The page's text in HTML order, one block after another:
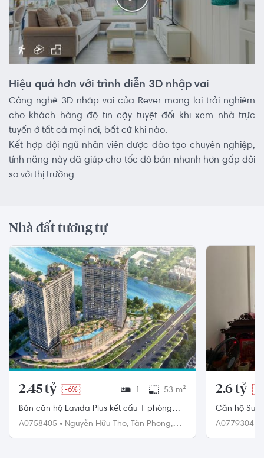
Hiệu quả hơn với trình diễn 3D nhập vai
Công nghệ 3D nhập vai của Rever mang lại trải nghiệm
cho khách hàng độ tin cậy tuyệt đối khi xem nhà trực
tuyến ở tất cả mọi nơi, bất cứ khi nào.
Kết hợp đội ngũ nhân viên được đào tạo chuyên nghiệp,
tính năng này đã giúp cho tốc độ bán nhanh hơn gấp đôi
so với thị trường.
Nhà đất tương tự
2.45 tỷ -6% 1 53 m²
Bán căn hộ Lavida Plus kết cấu 1 phòng
ngủ - Tầng cao, diện tích 53m2, pháp lý
A0758405 • Nguyễn Hữu Thọ, Tân Phong,
2.6 tỷ
Căn hộ
tiện ích đầy
A0779304•